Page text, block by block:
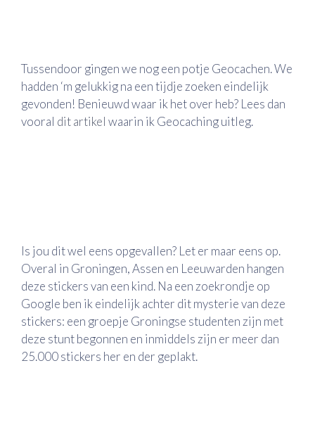
Tussendoor gingen we nog een potje Geocachen. We
hadden ‘m gelukkig na een tijdje zoeken eindelijk
gevonden! Benieuwd waar ik het over heb? Lees dan
vooral dit artikel waarin ik Geocaching uitleg.
Is jou dit wel eens opgevallen? Let er maar eens op.
Overal in Groningen, Assen en Leeuwarden hangen
deze stickers van een kind. Na een zoekrondje op
Google ben ik eindelijk achter dit mysterie van deze
stickers: een groepje Groningse studenten zijn met
deze stunt begonnen en inmiddels zijn er meer dan
25.000 stickers her en der geplakt.